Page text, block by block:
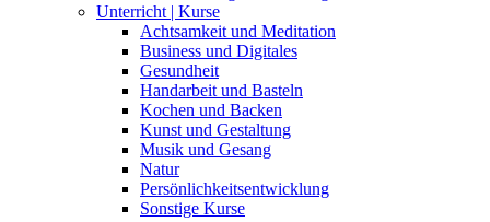
Unterricht | Kurse
Achtsamkeit und Meditation
Business und Digitales
Gesundheit
Handarbeit und Basteln
Kochen und Backen
Kunst und Gestaltung
Musik und Gesang
Natur
Persönlichkeitsentwicklung
Sonstige Kurse